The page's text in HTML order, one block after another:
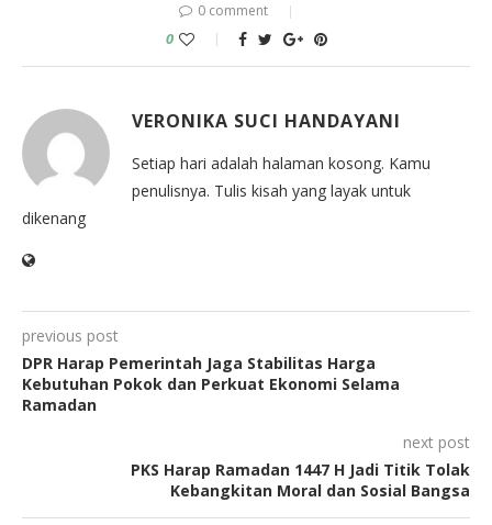
0 comment
0
VERONIKA SUCI HANDAYANI
Setiap hari adalah halaman kosong. Kamu
penulisnya. Tulis kisah yang layak untuk
dikenang
previous post
DPR Harap Pemerintah Jaga Stabilitas Harga
Kebutuhan Pokok dan Perkuat Ekonomi Selama
Ramadan
next post
PKS Harap Ramadan 1447 H Jadi Titik Tolak
Kebangkitan Moral dan Sosial Bangsa